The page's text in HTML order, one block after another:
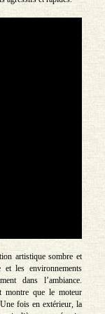
artistique sombre et
et les environnements
dans l’ambiance.
montre que le moteur
fois en extérieur, la